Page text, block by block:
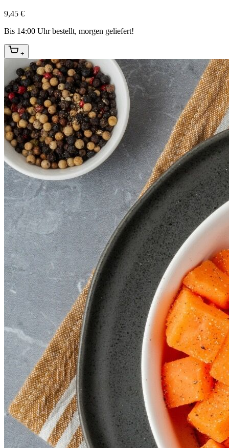
9,45 €
Bis 14:00 Uhr bestellt, morgen geliefert!
+